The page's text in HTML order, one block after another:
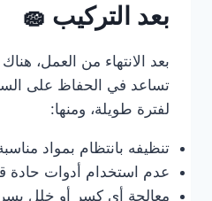
بعد التركيب 🧽
بعد الانتهاء من العمل،
تساعد في الحفاظ على
لفترة طويلة، ومنها:
تنظيفه بانتظام بمواد
عدم استخدام أدوات
معالجة أي كسر أو خلل